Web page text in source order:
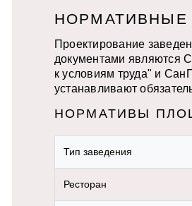
НОРМАТИВНЫЕ
Проектирование
документами являются
к условиям труда" и
устанавливают
НОРМАТИВЫ
Тип заведения
Ресторан